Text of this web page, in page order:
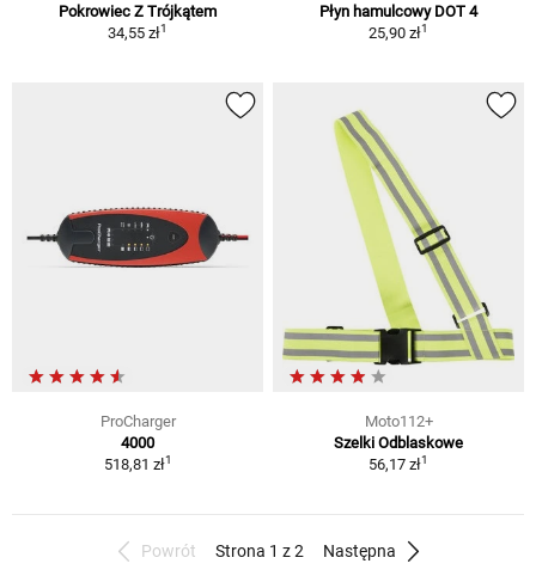
Pokrowiec Z Trójkątem
34,55 zł1
Płyn hamulcowy DOT 4
25,90 zł1
ProCharger
4000
518,81 zł1
Moto112+
Szelki Odblaskowe
56,17 zł1
Powrót Strona 1 z 2 Następna